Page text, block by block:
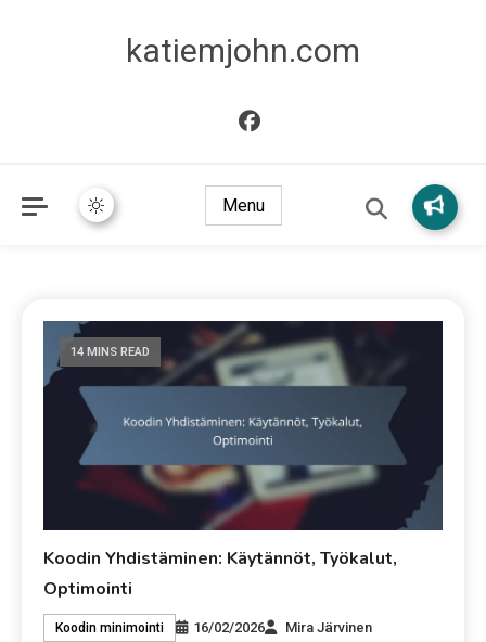
katiemjohn.com
Menu
14 MINS READ
Koodin Yhdistäminen: Käytännöt, Työkalut,
Optimointi
Koodin minimointi 16/02/2026 Mira Järvinen